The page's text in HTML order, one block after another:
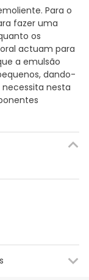
Para o
fazer uma
os
actuam para
a emulsão
dando-
nesta